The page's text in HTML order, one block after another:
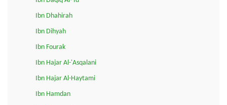
Ibn Dhahirah
Ibn Dihyah
Ibn Fourak
Ibn Hajar Al-'Asqalani
Ibn Hajar Al-Haytami
Ibn Hamdan